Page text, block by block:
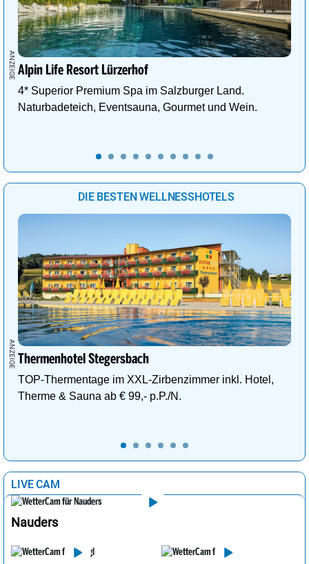
Alpin Life Resort Lürzerhof
4* Superior Premium Spa im Salzburger Land.
Naturbadeteich, Eventsauna, Gourmet und Wein.
DIE BESTEN WELLNESSHOTELS
Thermenhotel Stegersbach
TOP-Thermentage im XXL-Zirbenzimmer inkl. Hotel,
Therme & Sauna ab € 99,- p.P./N.
LIVE CAM
Nauders